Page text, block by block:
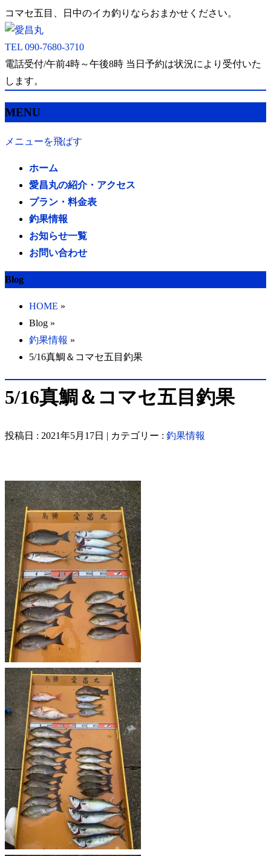
コマセ五目、日中のイカ釣りならおまかせください。
TEL 090-7680-3710
電話受付/午前4時～午後8時 当日予約は状況により受付いた
します。
MENU
メニューを飛ばす
ホーム
愛昌丸の紹介・アクセス
プラン・料金表
釣果情報
お知らせ一覧
お問い合わせ
Blog
HOME »
Blog »
釣果情報 »
5/16真鯛＆コマセ五目釣果
5/16真鯛＆コマセ五目釣果
投稿日 : 2021年5月17日 | カテゴリー : 釣果情報